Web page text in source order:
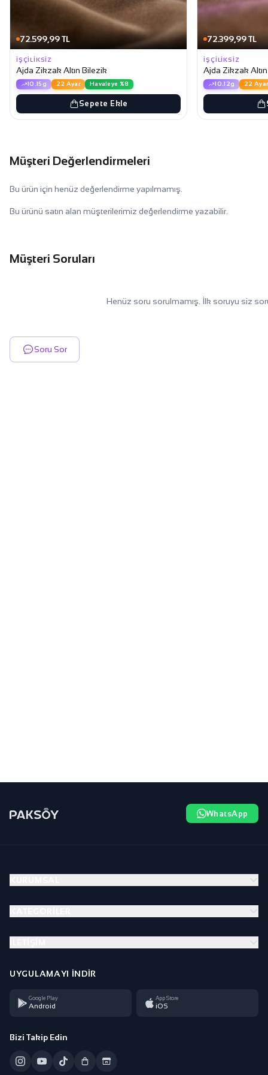
72.599,99 TL
İŞÇILIKSIZ
Ajda Zikzak Altın Bilezik
10.15g 22 Ayar Havaleye %8
Sepete Ekle
72.399,99 TL
İŞÇILIKSIZ
Ajda Zikzak
10.12g 22 Ayar
Müşteri Değerlendirmeleri
Bu ürün için henüz değerlendirme yapılmamış.
Bu ürünü satın alan müşterilerimiz değerlendirme yazabilir.
Müşteri Soruları
Henüz soru sorulmamış. İlk soruyu siz
Soru Sor
WhatsApp
UYGULAMAYI İNDIR
Google Play
Android
App Store
iOS
Bizi Takip Edin